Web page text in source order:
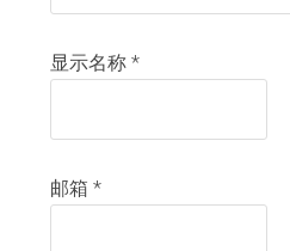
显示名称*
邮箱*